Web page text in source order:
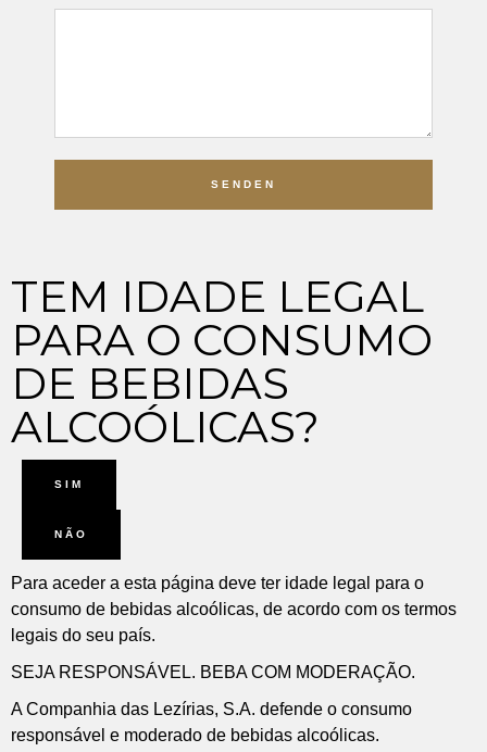
SENDEN
TEM IDADE LEGAL
PARA O CONSUMO
DE BEBIDAS
ALCOÓLICAS?
SIM
NÃO
Para aceder a esta página deve ter idade legal para o
consumo de bebidas alcoólicas, de acordo com os termos
legais do seu país.
SEJA RESPONSÁVEL. BEBA COM MODERAÇÃO.
A Companhia das Lezírias, S.A. defende o consumo
responsável e moderado de bebidas alcoólicas.